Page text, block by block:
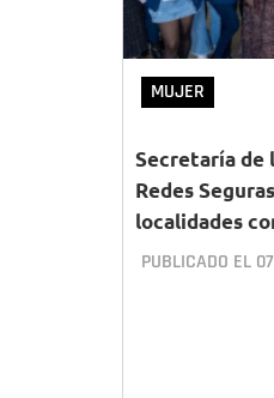
MUJER
Secretaría de
Redes
localidades
PUBLICADO EL